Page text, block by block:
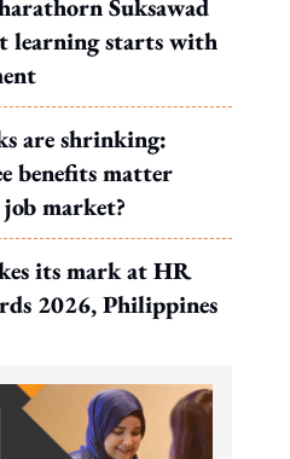
Suksawad
learning starts with
are shrinking:
benefits matter
market?
its mark at HR
2026, Philippines